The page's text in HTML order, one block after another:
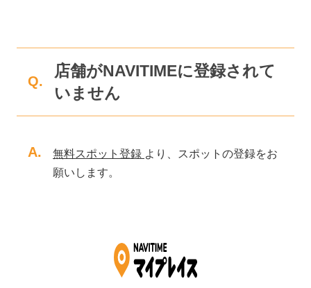
Q.
店舗がNAVITIMEに登録されて
いません
A. 無料スポット登録 より、スポットの登録をお
願いします。